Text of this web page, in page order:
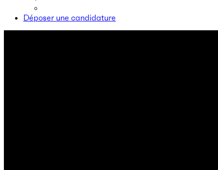
Déposer une candidature